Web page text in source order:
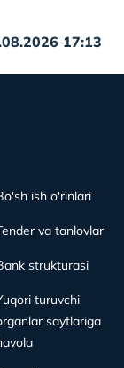
17:13
ish o'rinlari
va tanlovlar
strukturasi
turuvchi
saytlariga